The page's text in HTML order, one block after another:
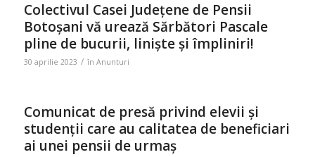
Colectivul Casei Județene de Pensii
Botoșani vă urează Sărbători Pascale
pline de bucurii, liniște și împliniri!
30 aprilie 2023 / în Anunturi
Comunicat de presă privind elevii și
studenții care au calitatea de beneficiari
ai unei pensii de urmaș